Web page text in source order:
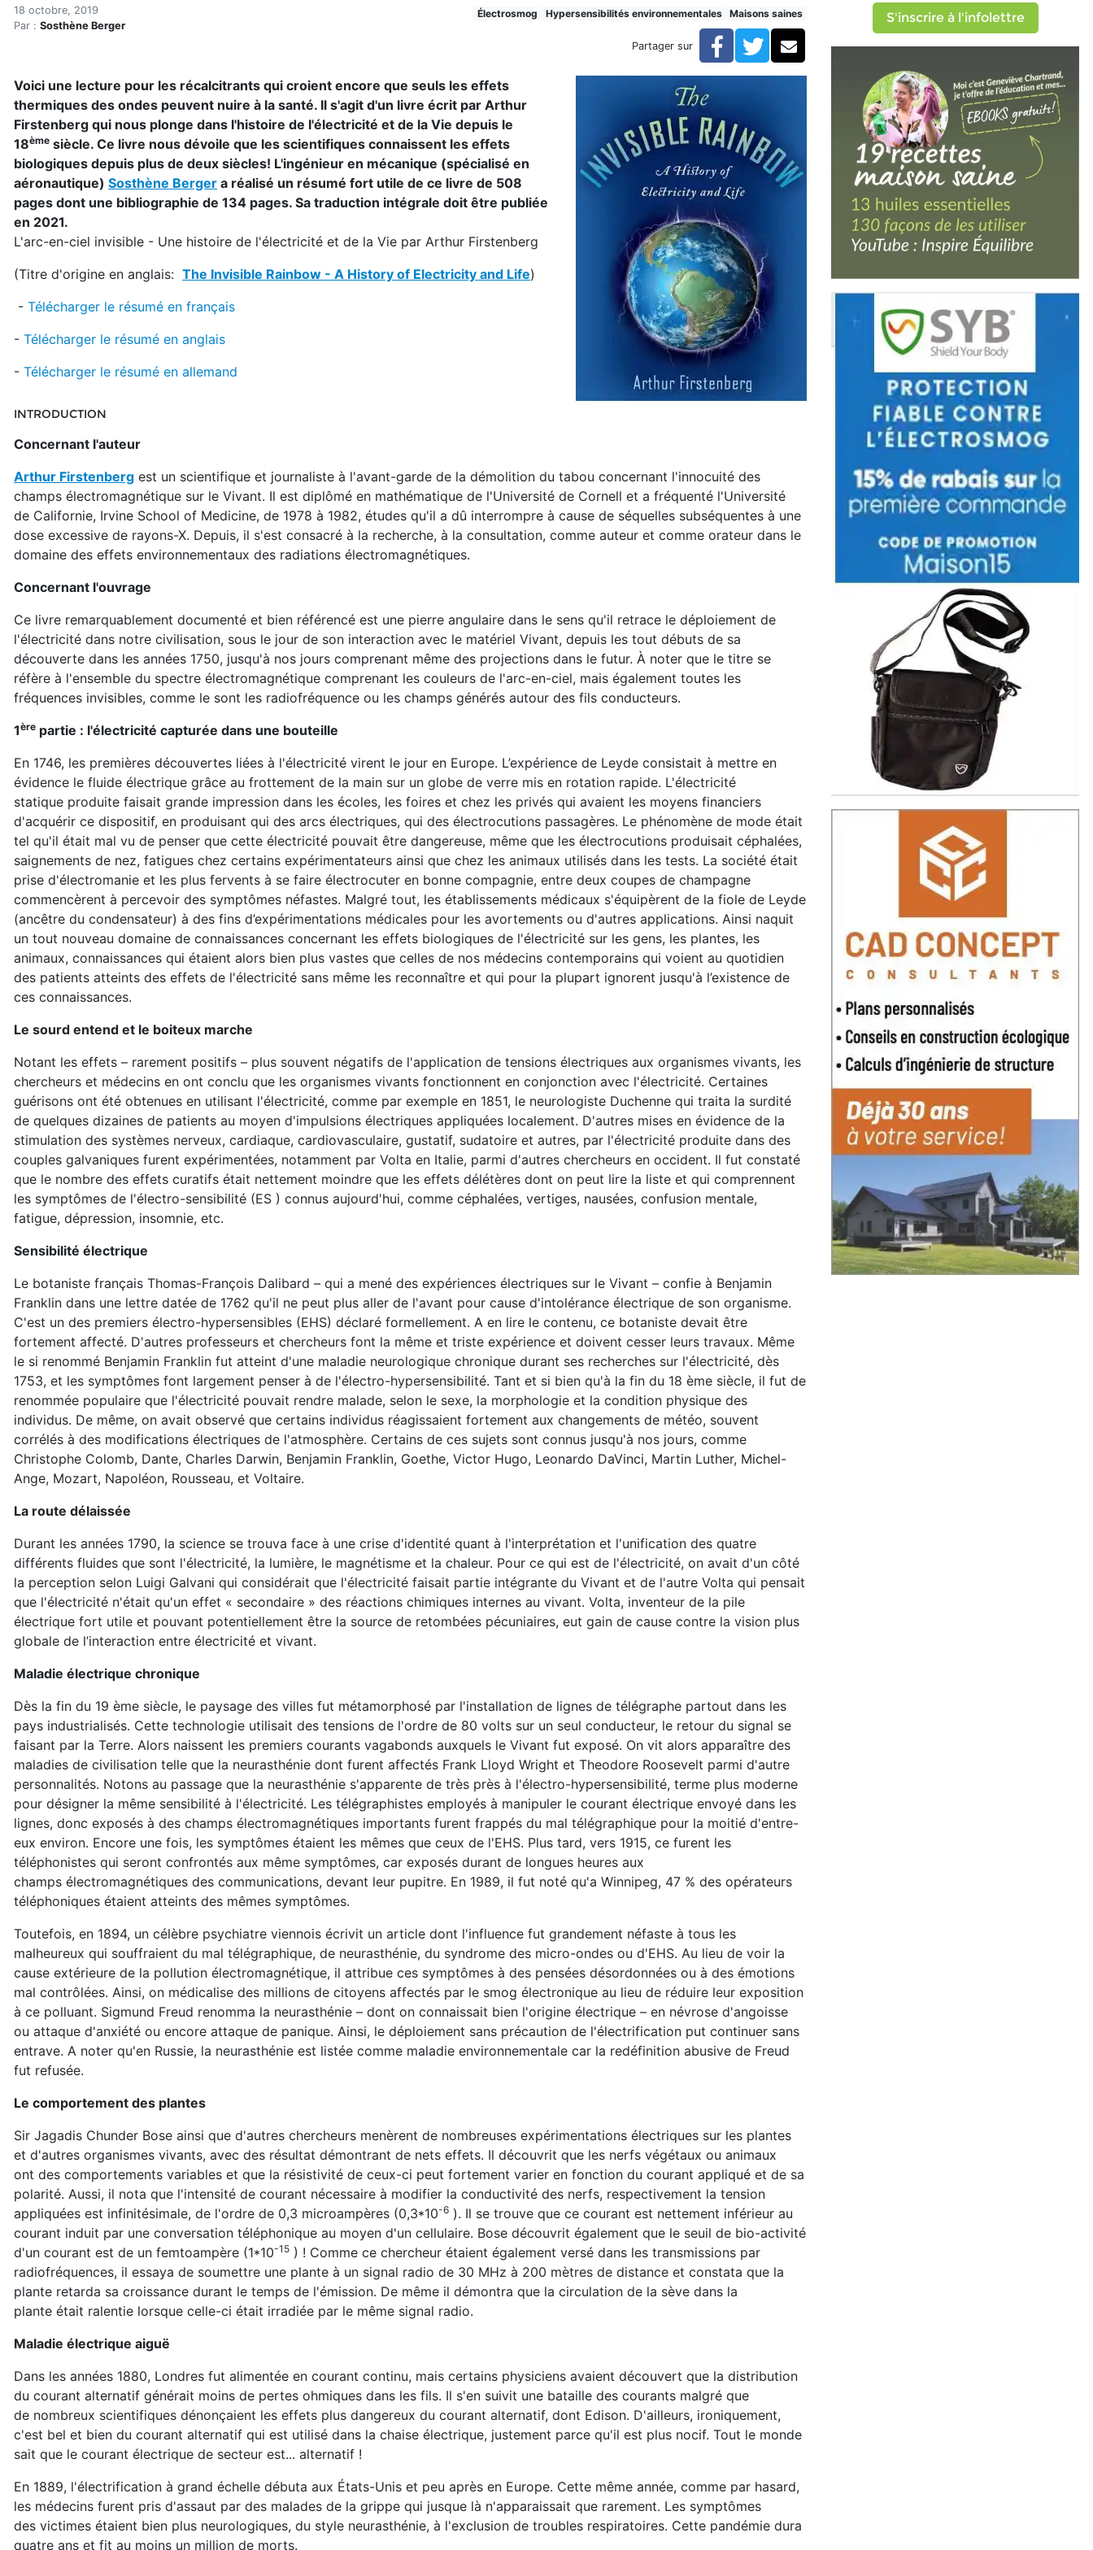
Accueil
Articles
L'arc-en-ciel invisible - Une histoire de l'électricité et de la Vie (résumé)
L'arc-en-ciel invisible - Une histoire de l'électricité et de la Vie (résumé)
18 octobre, 2019
Par : Sosthène Berger
Électrosmog Hypersensibilités environnementales Maisons saines
Partager sur Facebook
TwitterCourriel
Voici une lecture pour les récalcitrants qui croient encore que seuls les effets
thermiques des ondes peuvent nuire à la santé. Il s'agit d'un livre écrit par Arthur
Firstenberg qui nous plonge dans l'histoire de l'électricité et de la Vie depuis le
18ème siècle. Ce livre nous dévoile que les scientifiques connaissent les effets
biologiques depuis plus de deux siècles! L'ingénieur en mécanique (spécialisé en
aéronautique) Sosthène Berger a réalisé un résumé fort utile de ce livre de 508
pages dont une bibliographie de 134 pages. Sa traduction intégrale doit être publiée
en 2021.
L'arc-en-ciel invisible - Une histoire de l'électricité et de la Vie par Arthur Firstenberg
(Titre d'origine en anglais: The Invisible Rainbow - A History of Electricity and Life)
- Télécharger le résumé en français
- Télécharger le résumé en anglais
- Télécharger le résumé en allemand
INTRODUCTION
Concernant l'auteur
Arthur Firstenberg est un scientifique et journaliste à l'avant-garde de la démolition du tabou concernant l'innocuité des
champs électromagnétique sur le Vivant. Il est diplômé en mathématique de l'Université de Cornell et a fréquenté l'Université
de Californie, Irvine School of Medicine, de 1978 à 1982, études qu'il a dû interrompre à cause de séquelles subséquentes à une
dose excessive de rayons-X. Depuis, il s'est consacré à la recherche, à la consultation, comme auteur et comme orateur dans le
domaine des effets environnementaux des radiations électromagnétiques.
Concernant l'ouvrage
Ce livre remarquablement documenté et bien référencé est une pierre angulaire dans le sens qu'il retrace le déploiement de
l'électricité dans notre civilisation, sous le jour de son interaction avec le matériel Vivant, depuis les tout débuts de sa
découverte dans les années 1750, jusqu'à nos jours comprenant même des projections dans le futur. À noter que le titre se
réfère à l'ensemble du spectre électromagnétique comprenant les couleurs de l'arc-en-ciel, mais également toutes les
fréquences invisibles, comme le sont les radiofréquence ou les champs générés autour des fils conducteurs.
1ère partie : l'électricité capturée dans une bouteille
En 1746, les premières découvertes liées à l'électricité virent le jour en Europe. L’expérience de Leyde consistait à mettre en
évidence le fluide électrique grâce au frottement de la main sur un globe de verre mis en rotation rapide. L'électricité
statique produite faisait grande impression dans les écoles, les foires et chez les privés qui avaient les moyens financiers
d'acquérir ce dispositif, en produisant qui des arcs électriques, qui des électrocutions passagères. Le phénomène de mode était
tel qu'il était mal vu de penser que cette électricité pouvait être dangereuse, même que les électrocutions produisait céphalées,
saignements de nez, fatigues chez certains expérimentateurs ainsi que chez les animaux utilisés dans les tests. La société était
prise d'électromanie et les plus fervents à se faire électrocuter en bonne compagnie, entre deux coupes de champagne
commencèrent à percevoir des symptômes néfastes. Malgré tout, les établissements médicaux s'équipèrent de la fiole de Leyde
(ancêtre du condensateur) à des fins d’expérimentations médicales pour les avortements ou d'autres applications. Ainsi naquit
un tout nouveau domaine de connaissances concernant les effets biologiques de l'électricité sur les gens, les plantes, les
animaux, connaissances qui étaient alors bien plus vastes que celles de nos médecins contemporains qui voient au quotidien
des patients atteints des effets de l'électricité sans même les reconnaître et qui pour la plupart ignorent jusqu'à l’existence de
ces connaissances.
Le sourd entend et le boiteux marche
Notant les effets – rarement positifs – plus souvent négatifs de l'application de tensions électriques aux organismes vivants, les
chercheurs et médecins en ont conclu que les organismes vivants fonctionnent en conjonction avec l'électricité. Certaines
guérisons ont été obtenues en utilisant l'électricité, comme par exemple en 1851, le neurologiste Duchenne qui traita la surdité
de quelques dizaines de patients au moyen d'impulsions électriques appliquées localement. D'autres mises en évidence de la
stimulation des systèmes nerveux, cardiaque, cardiovasculaire, gustatif, sudatoire et autres, par l'électricité produite dans des
couples galvaniques furent expérimentées, notamment par Volta en Italie, parmi d'autres chercheurs en occident. Il fut constaté
que le nombre des effets curatifs était nettement moindre que les effets délétères dont on peut lire la liste et qui comprennent
les symptômes de l'électro-sensibilité (ES ) connus aujourd'hui, comme céphalées, vertiges, nausées, confusion mentale,
fatigue, dépression, insomnie, etc.
Sensibilité électrique
Le botaniste français Thomas-François Dalibard – qui a mené des expériences électriques sur le Vivant – confie à Benjamin
Franklin dans une lettre datée de 1762 qu'il ne peut plus aller de l'avant pour cause d'intolérance électrique de son organisme.
C'est un des premiers électro-hypersensibles (EHS) déclaré formellement. A en lire le contenu, ce botaniste devait être
fortement affecté. D'autres professeurs et chercheurs font la même et triste expérience et doivent cesser leurs travaux. Même
le si renommé Benjamin Franklin fut atteint d'une maladie neurologique chronique durant ses recherches sur l'électricité, dès
1753, et les symptômes font largement penser à de l'électro-hypersensibilité. Tant et si bien qu'à la fin du 18 ème siècle, il fut de
renommée populaire que l'électricité pouvait rendre malade, selon le sexe, la morphologie et la condition physique des
individus. De même, on avait observé que certains individus réagissaient fortement aux changements de météo, souvent
corrélés à des modifications électriques de l'atmosphère. Certains de ces sujets sont connus jusqu'à nos jours, comme
Christophe Colomb, Dante, Charles Darwin, Benjamin Franklin, Goethe, Victor Hugo, Leonardo DaVinci, Martin Luther, Michel-
Ange, Mozart, Napoléon, Rousseau, et Voltaire.
La route délaissée
Durant les années 1790, la science se trouva face à une crise d'identité quant à l'interprétation et l'unification des quatre
différents fluides que sont l'électricité, la lumière, le magnétisme et la chaleur. Pour ce qui est de l'électricité, on avait d'un côté
la perception selon Luigi Galvani qui considérait que l'électricité faisait partie intégrante du Vivant et de l'autre Volta qui pensait
que l'électricité n'était qu'un effet « secondaire » des réactions chimiques internes au vivant. Volta, inventeur de la pile
électrique fort utile et pouvant potentiellement être la source de retombées pécuniaires, eut gain de cause contre la vision plus
globale de l’interaction entre électricité et vivant.
Maladie électrique chronique
Dès la fin du 19 ème siècle, le paysage des villes fut métamorphosé par l'installation de lignes de télégraphe partout dans les
pays industrialisés. Cette technologie utilisait des tensions de l'ordre de 80 volts sur un seul conducteur, le retour du signal se
faisant par la Terre. Alors naissent les premiers courants vagabonds auxquels le Vivant fut exposé. On vit alors apparaître des
maladies de civilisation telle que la neurasthénie dont furent affectés Frank Lloyd Wright et Theodore Roosevelt parmi d'autre
personnalités. Notons au passage que la neurasthénie s'apparente de très près à l'électro-hypersensibilité, terme plus moderne
pour désigner la même sensibilité à l'électricité. Les télégraphistes employés à manipuler le courant électrique envoyé dans les
lignes, donc exposés à des champs électromagnétiques importants furent frappés du mal télégraphique pour la moitié d'entre-
eux environ. Encore une fois, les symptômes étaient les mêmes que ceux de l'EHS. Plus tard, vers 1915, ce furent les
téléphonistes qui seront confrontés aux même symptômes, car exposés durant de longues heures aux
champs électromagnétiques des communications, devant leur pupitre. En 1989, il fut noté qu'a Winnipeg, 47 % des opérateurs
téléphoniques étaient atteints des mêmes symptômes.
Toutefois, en 1894, un célèbre psychiatre viennois écrivit un article dont l'influence fut grandement néfaste à tous les
malheureux qui souffraient du mal télégraphique, de neurasthénie, du syndrome des micro-ondes ou d'EHS. Au lieu de voir la
cause extérieure de la pollution électromagnétique, il attribue ces symptômes à des pensées désordonnées ou à des émotions
mal contrôlées. Ainsi, on médicalise des millions de citoyens affectés par le smog électronique au lieu de réduire leur exposition
à ce polluant. Sigmund Freud renomma la neurasthénie – dont on connaissait bien l'origine électrique – en névrose d'angoisse
ou attaque d'anxiété ou encore attaque de panique. Ainsi, le déploiement sans précaution de l'électrification put continuer sans
entrave. A noter qu'en Russie, la neurasthénie est listée comme maladie environnementale car la redéfinition abusive de Freud
fut refusée.
Le comportement des plantes
Sir Jagadis Chunder Bose ainsi que d'autres chercheurs menèrent de nombreuses expérimentations électriques sur les plantes
et d'autres organismes vivants, avec des résultat démontrant de nets effets. Il découvrit que les nerfs végétaux ou animaux
ont des comportements variables et que la résistivité de ceux-ci peut fortement varier en fonction du courant appliqué et de sa
polarité. Aussi, il nota que l'intensité de courant nécessaire à modifier la conductivité des nerfs, respectivement la tension
appliquées est infinitésimale, de l'ordre de 0,3 microampères (0,3*10-6 ). Il se trouve que ce courant est nettement inférieur au
courant induit par une conversation téléphonique au moyen d'un cellulaire. Bose découvrit également que le seuil de bio-activité
d'un courant est de un femtoampère (1*10-15 ) ! Comme ce chercheur étaient également versé dans les transmissions par
radiofréquences, il essaya de soumettre une plante à un signal radio de 30 MHz à 200 mètres de distance et constata que la
plante retarda sa croissance durant le temps de l'émission. De même il démontra que la circulation de la sève dans la
plante était ralentie lorsque celle-ci était irradiée par le même signal radio.
Maladie électrique aiguë
Dans les années 1880, Londres fut alimentée en courant continu, mais certains physiciens avaient découvert que la distribution
du courant alternatif générait moins de pertes ohmiques dans les fils. Il s'en suivit une bataille des courants malgré que
de nombreux scientifiques dénonçaient les effets plus dangereux du courant alternatif, dont Edison. D'ailleurs, ironiquement,
c'est bel et bien du courant alternatif qui est utilisé dans la chaise électrique, justement parce qu'il est plus nocif. Tout le monde
sait que le courant électrique de secteur est... alternatif !
En 1889, l'électrification à grand échelle débuta aux États-Unis et peu après en Europe. Cette même année, comme par hasard,
les médecins furent pris d'assaut par des malades de la grippe qui jusque là n'apparaissait que rarement. Les symptômes
des victimes étaient bien plus neurologiques, du style neurasthénie, à l'exclusion de troubles respiratoires. Cette pandémie dura
quatre ans et fit au moins un million de morts.
S'inscrire à l'infolettre